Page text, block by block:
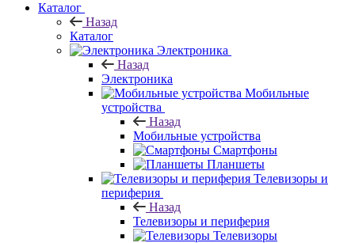
Каталог
Назад
Каталог
Электроника
Назад
Электроника
Мобильные
устройства
Назад
Мобильные устройства
Смартфоны
Планшеты
Телевизоры и
периферия
Назад
Телевизоры и периферия
Телевизоры